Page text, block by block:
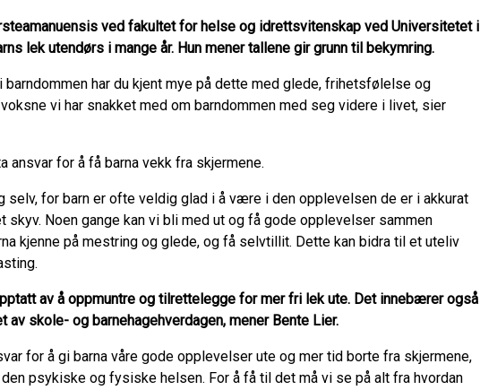
ved fakultet for helse og idrettsvitenskap ved Universitetet i
lek utendørs i mange år. Hun mener tallene gir grunn til bekymring.
barndommen har du kjent mye på dette med glede, frihetsfølelse og
vi har snakket med om barndommen med seg videre i livet, sier
ansvar for å få barna vekk fra skjermene.
selv, for barn er ofte veldig glad i å være i den opplevelsen de er i akkurat
skyv. Noen gange kan vi bli med ut og få gode opplevelser sammen
kjenne på mestring og glede, og få selvtillit. Dette kan bidra til et uteliv
av å oppmuntre og tilrettelegge for mer fri lek ute. Det innebærer også
skole- og barnehagehverdagen, mener Bente Lier.
for å gi barna våre gode opplevelser ute og mer tid borte fra skjermene,
psykiske og fysiske helsen. For å få til det må vi se på alt fra hvordan